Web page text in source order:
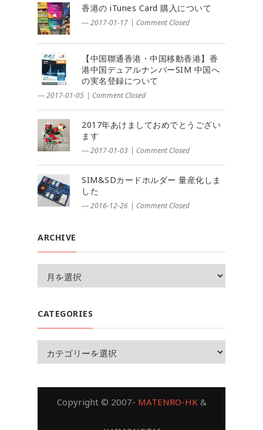
香港の iTunes Card 購入について
― 2017-01-17 | Comment Closed
【中国聯通香港・中国移動香港】香
港中国デュアルナンバーSIM 中国へ
の実名登録について
― 2017-01-05 | Comment Closed
2017年あけましておめでとうござい
ます
― 2017-01-03 | Comment Closed
SIM&SDカードホルダー 量産化しま
した
― 2016-12-26 | Comment Closed
ARCHIVE
CATEGORIES
Copyright © 2007- MATENRO-HK &